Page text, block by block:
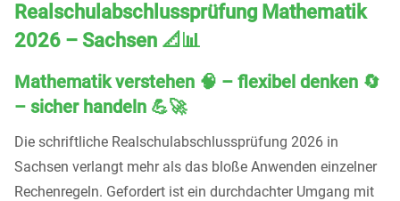
Realschulabschlussprüfung Mathematik
2026 – Sachsen 📐📊
Mathematik verstehen 🧠 – flexibel denken 🔄
– sicher handeln 💪🚀
Die schriftliche Realschulabschlussprüfung 2026 in
Sachsen verlangt mehr als das bloße Anwenden einzelner
Rechenregeln. Gefordert ist ein durchdachter Umgang mit